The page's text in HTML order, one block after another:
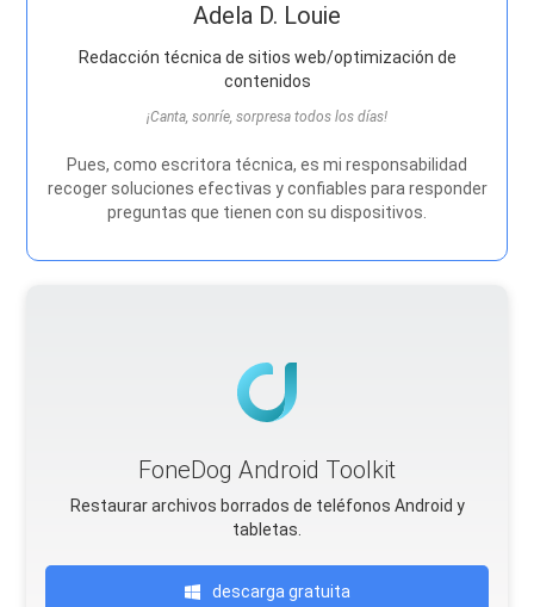
Adela D. Louie
Redacción técnica de sitios web/optimización de
contenidos
¡Canta, sonríe, sorpresa todos los días!
Pues, como escritora técnica, es mi responsabilidad
recoger soluciones efectivas y confiables para responder
preguntas que tienen con su dispositivos.
FoneDog Android Toolkit
Restaurar archivos borrados de teléfonos Android y
tabletas.
descarga gratuita